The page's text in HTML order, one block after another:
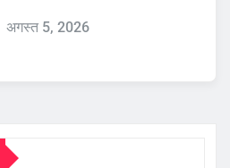
अगस्त 5, 2026